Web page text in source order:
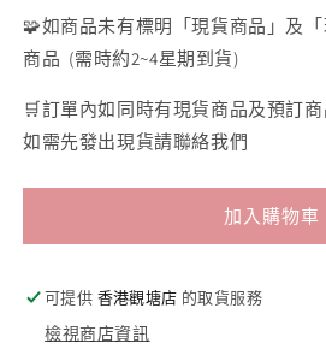
🧩如商品未有標明「現貨商品」及
商品 (需時約2~4星期到貨)
🛒訂單內如同時有現貨商品及預訂
如需先發出現貨請聯絡我們
加入購物車
可提供 香港觀塘店 的取貨服務
檢視商店資訊